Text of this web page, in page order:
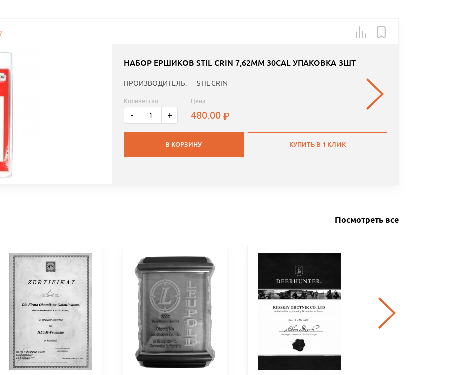
НАБОР ЕРШИКОВ STIL CRIN 7,62MM 30CAL УПАКОВКА 3ШТ
ПРОИЗВОДИТЕЛЬ: STIL CRIN
Количество:
- +
Цена:
480.00
В КОРЗИНУ КУПИТЬ В 1 КЛИК
Посмотреть все